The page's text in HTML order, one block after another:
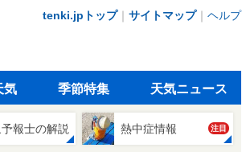
tenki.jpトップ｜ サイトマップ｜ ヘルプ
気 季節特集 天気ニュース
報士の解説 熱中症情報 注目